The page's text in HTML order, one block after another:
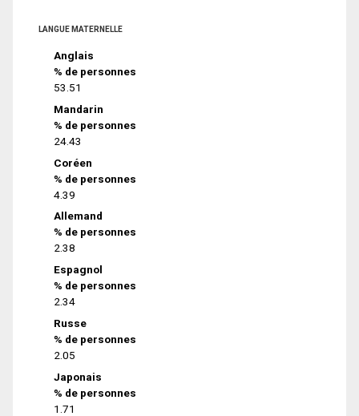
LANGUE MATERNELLE
Anglais
% de personnes
53.51
Mandarin
% de personnes
24.43
Coréen
% de personnes
4.39
Allemand
% de personnes
2.38
Espagnol
% de personnes
2.34
Russe
% de personnes
2.05
Japonais
% de personnes
1.71